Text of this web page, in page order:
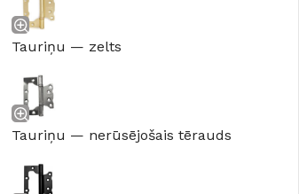
Tauriņu — zelts
Tauriņu — nerūsējošais tērauds